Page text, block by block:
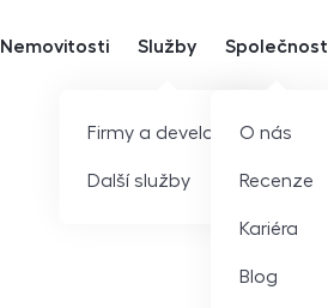
Nemovitosti Služby
Firmy a developeři
Další služby
Společnost
O nás
Recenze
Kariéra
Blog